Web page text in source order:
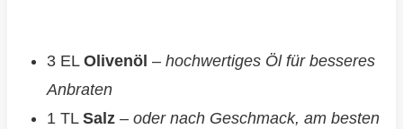
3 EL Olivenöl – hochwertiges Öl für besseres
Anbraten
1 TL Salz– oder nach Geschmack, am besten